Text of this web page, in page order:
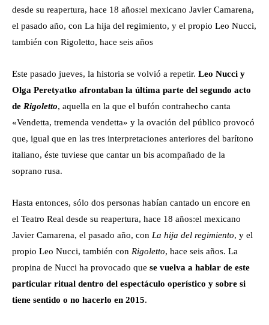
desde su reapertura, hace 18 años:el mexicano Javier Camarena,
el pasado año, con La hija del regimiento, y el propio Leo Nucci,
también con Rigoletto, hace seis años
Este pasado jueves, la historia se volvió a repetir. Leo Nucci y
Olga Peretyatko afrontaban la última parte del segundo acto
de Rigoletto, aquella en la que el bufón contrahecho canta
«Vendetta, tremenda vendetta» y la ovación del público provocó
que, igual que en las tres interpretaciones anteriores del barítono
italiano, éste tuviese que cantar un bis acompañado de la
soprano rusa.
Hasta entonces, sólo dos personas habían cantado un encore en
el Teatro Real desde su reapertura, hace 18 años:el mexicano
Javier Camarena, el pasado año, con La hija del regimiento, y el
propio Leo Nucci, también con Rigoletto, hace seis años. La
propina de Nucci ha provocado que se vuelva a hablar de este
particular ritual dentro del espectáculo operístico y sobre si
tiene sentido o no hacerlo en 2015.